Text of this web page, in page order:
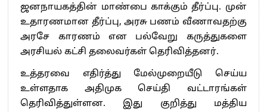
ஜனநாயகத்தின் மாண்பை காக்கும் தீர்ப்பு. முன்
உதாரணமான தீர்ப்பு, அரசு பணம் வீணாவதற்கு
அரசே காரணம் என பல்வேறு கருத்துகளை
அரசியல் கட்சி தலைவர்கள் தெரிவித்தனர்.
உத்தரவை எதிர்த்து மேல்முறையீடு செய்ய
உள்ளதாக அதிமுக செய்தி வட்டாரங்கள்
தெரிவித்துள்ளன. இது குறித்து மத்திய